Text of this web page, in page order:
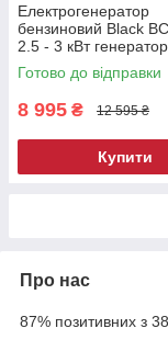
Електрогенератор
бензиновий Black
2.5 - 3 кВт
побутової техніки
бензиновий
Готово до відправки
8 995 ₴ 12 595 ₴
Купити
Про нас
87% позитивних з